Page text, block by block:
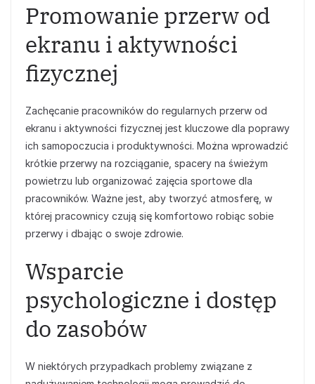
Promowanie przerw od
ekranu i aktywności
fizycznej
Zachęcanie pracowników do regularnych przerw od
ekranu i aktywności fizycznej jest kluczowe dla poprawy
ich samopoczucia i produktywności. Można wprowadzić
krótkie przerwy na rozciąganie, spacery na świeżym
powietrzu lub organizować zajęcia sportowe dla
pracowników. Ważne jest, aby tworzyć atmosferę, w
której pracownicy czują się komfortowo robiąc sobie
przerwy i dbając o swoje zdrowie.
Wsparcie
psychologiczne i dostęp
do zasobów
W niektórych przypadkach problemy związane z